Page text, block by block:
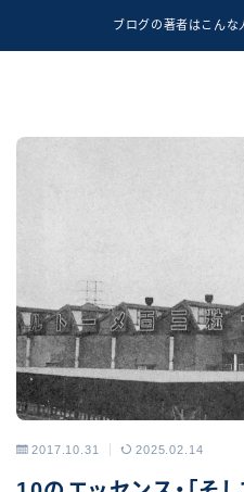
ブログの著者はこんな
2017.10.31 2025.02.14